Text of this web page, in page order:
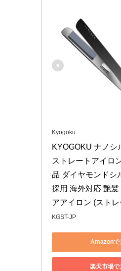
Kyogoku
KYOGOKU ナノシ
ストレートアイロ
品 ダイヤモンドシ
採用 海外対応 艶
アアイロン (スト
KGST-JP
Amazonで
楽天市場で